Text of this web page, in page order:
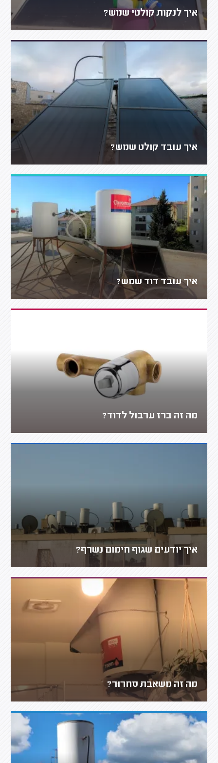
איך לנקות קולטי שמש?
איך עובד קולט שמש?
איך עובד דוד שמש?
מה זה ברז ערבול לדוד?
איך יודעים שגוף חימום נשרף?
מה זה משאבת סחרור?